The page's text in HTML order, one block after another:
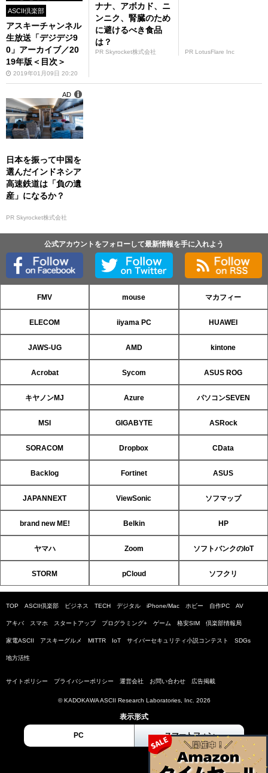
ASCII倶楽部
アスキーチャンネル
生放送「デジデジ9
0」アーカイブ／20
19年版＜目次＞
2019年01月09日 20:20
ナナ、アボカド、ニ
ンニク、腎臓のため
に避けるべき食品
は？
PR Skyrocket株式会社 PR LotusFlare Inc
日本を振って中国を
選んだインドネシア
高速鉄道は「負の遺
産」になるか？
PR Skyrocket株式会社
AD
公式アカウントをフォローして最新情報を手に入れよう
FMV mouse マカフィー
ELECOM iiyama PC HUAWEI
JAWS-UG AMD kintone
Acrobat Sycom ASUS ROG
キヤノンMJ Azure パソコンSEVEN
MSI GIGABYTE ASRock
SORACOM Dropbox CData
Backlog Fortinet ASUS
JAPANNEXT ViewSonic ソフマップ
brand new ME! Belkin HP
ヤマハ Zoom ソフトバンクのIoT
STORM pCloud ソフクリ
TOP ASCII倶楽部 ビジネス TECH デジタル iPhone/Mac ホビー 自作PC AV
アキバ スマホ スタートアップ プログラミング+ ゲーム 格安SIM 倶楽部情報局
家電ASCII アスキーグルメ MITTR IoT サイバーセキュリティ小説コンテスト SDGs
地方活性
サイトポリシー プライバシーポリシー 運営会社 お問い合わせ 広告掲載
© KADOKAWA ASCII Research Laboratories, Inc. 2026
表示形式
PC スマートフォン